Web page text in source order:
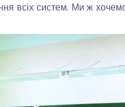
всіх систем. Ми ж